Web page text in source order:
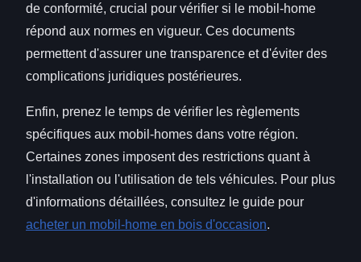
de conformité, crucial pour vérifier si le mobil-home
répond aux normes en vigueur. Ces documents
permettent d'assurer une transparence et d'éviter des
complications juridiques postérieures.
Enfin, prenez le temps de vérifier les règlements
spécifiques aux mobil-homes dans votre région.
Certaines zones imposent des restrictions quant à
l'installation ou l'utilisation de tels véhicules. Pour plus
d'informations détaillées, consultez le guide pour
acheter un mobil-home en bois d'occasion.